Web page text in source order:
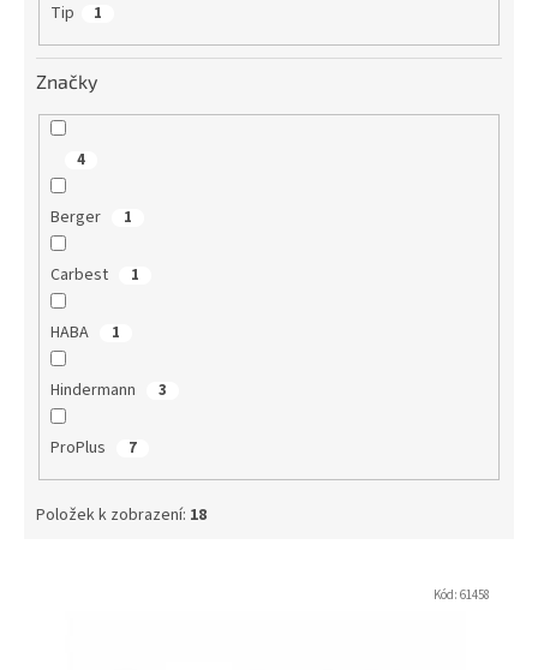
Tip 1
Značky
4
Berger 1
Carbest 1
HABA 1
Hindermann 3
ProPlus 7
Položek k zobrazení: 18
Kód: 61458